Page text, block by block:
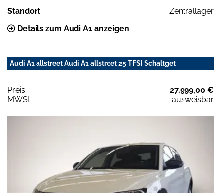
Standort
Zentrallager
Details zum Audi A1 anzeigen
Audi A1 allstreet Audi A1 allstreet 25 TFSI Schaltget
Preis:
27.999,00 €
MWSt:
ausweisbar